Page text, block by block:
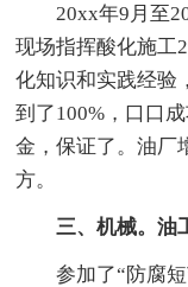
20xx年9月至
现场指挥酸化施工
化知识和实践经验
到了100%，口口
金，保证了。油厂
方。
三、机械。油
参加了“防腐短